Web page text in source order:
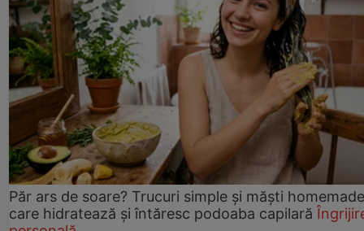
Păr ars de soare? Trucuri simple și măști homemade
care hidratează și întăresc podoaba capilară